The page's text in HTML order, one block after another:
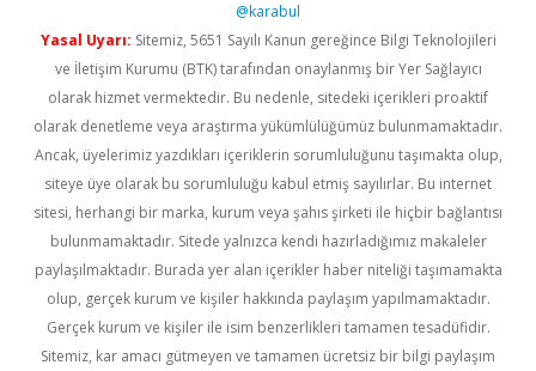
@karabul
Yasal Uyarı: Sitemiz, 5651 Sayılı Kanun gereğince Bilgi Teknolojileri
ve İletişim Kurumu (BTK) tarafından onaylanmış bir Yer Sağlayıcı
olarak hizmet vermektedir. Bu nedenle, sitedeki içerikleri proaktif
olarak denetleme veya araştırma yükümlülüğümüz bulunmamaktadır.
Ancak, üyelerimiz yazdıkları içeriklerin sorumluluğunu taşımakta olup,
siteye üye olarak bu sorumluluğu kabul etmiş sayılırlar. Bu internet
sitesi, herhangi bir marka, kurum veya şahıs şirketi ile hiçbir bağlantısı
bulunmamaktadır. Sitede yalnızca kendi hazırladığımız makaleler
paylaşılmaktadır. Burada yer alan içerikler haber niteliği taşımamakta
olup, gerçek kurum ve kişiler hakkında paylaşım yapılmamaktadır.
Gerçek kurum ve kişiler ile isim benzerlikleri tamamen tesadüfidir.
Sitemiz, kar amacı gütmeyen ve tamamen ücretsiz bir bilgi paylaşım